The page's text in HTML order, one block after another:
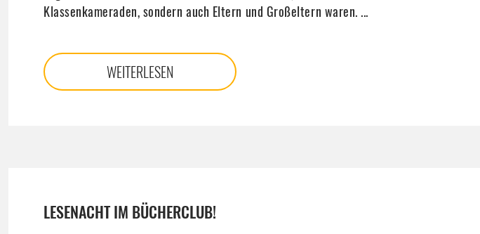
Klassenkameraden, sondern auch Eltern und Großeltern waren. ...
WEITERLESEN
LESENACHT IM BÜCHERCLUB!